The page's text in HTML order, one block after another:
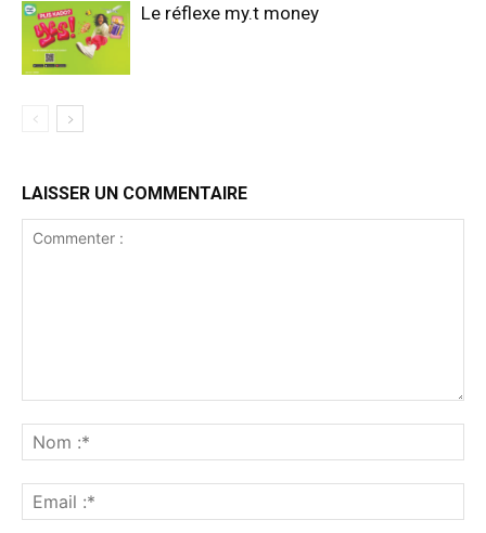
Le réflexe my.t money
LAISSER UN COMMENTAIRE